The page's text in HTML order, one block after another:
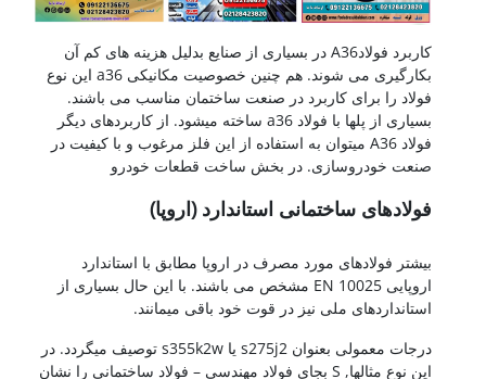
کاربرد فولادA36 در بسیاری از صنایع بدلیل هزینه های کم آن
بکارگیری می شوند. هم چنین خصوصیت مکانیکی a36 این نوع
فولاد را برای کاربرد در صنعت ساختمان مناسب می باشند.
بسیاری از پلها با فولاد a36 ساخته میشود. از کاربردهای دیگر
فولاد A36 میتوان به استفاده از این فلز مرغوب و با کیفیت در
صنعت خودروسازی. در بخش ساخت قطعات خودرو
فولادهای ساختمانی استاندارد (اروپا)
بیشتر فولادهای مورد مصرف در اروپا مطابق با استاندارد
اروپایی EN 10025 مشخص می باشند. با این حال بسیاری از
استانداردهای ملی نیز در قوت خود باقی میمانند.
درجات معمولی بعنوان s275j2 یا s355k2w توصیف میگردد. در
این نوع مثالها, S بجای فولاد مهندسی – فولاد ساختمانی را نشان